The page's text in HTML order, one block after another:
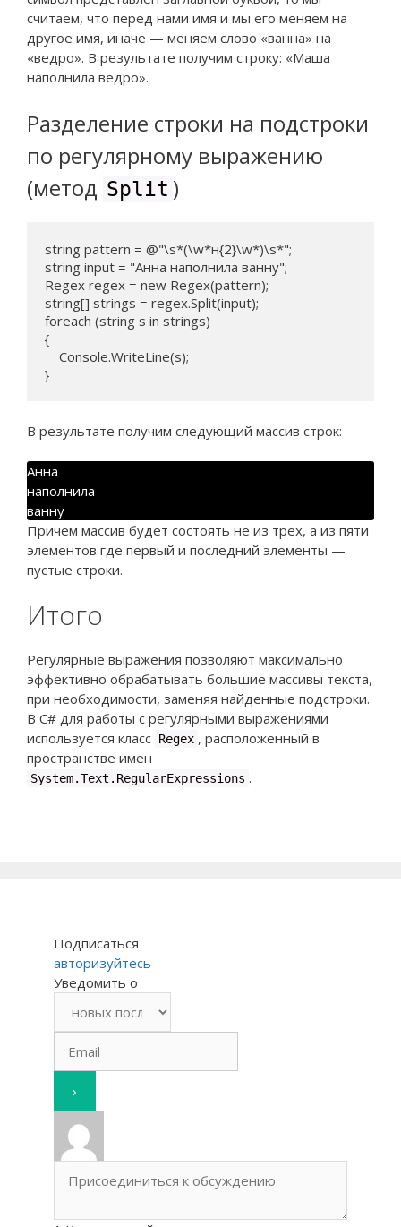
считаем, что перед нами имя и мы его меняем на
другое имя, иначе — меняем слово «ванна» на
«ведро». В результате получим строку: «Маша
наполнила ведро».
Разделение строки на подстроки
по регулярному выражению
(метод Split )
string pattern = @"\s*(\w*н{2}\w*)\s*";
string input = "Анна наполнила ванну";
Regex regex = new Regex(pattern);
string[] strings = regex.Split(input);
foreach (string s in strings)
{
    Console.WriteLine(s);
}
В результате получим следующий массив строк:
Анна
наполнила
ванну
Причем массив будет состоять не из трех, а из пяти
элементов где первый и последний элементы —
пустые строки.
Итого
Регулярные выражения позволяют максимально
эффективно обрабатывать большие массивы текста,
при необходимости, заменяя найденные подстроки.
В C# для работы с регулярными выражениями
используется класс Regex , расположенный в
пространстве имен
System.Text.RegularExpressions .
Подписаться
авторизуйтесь
Уведомить о